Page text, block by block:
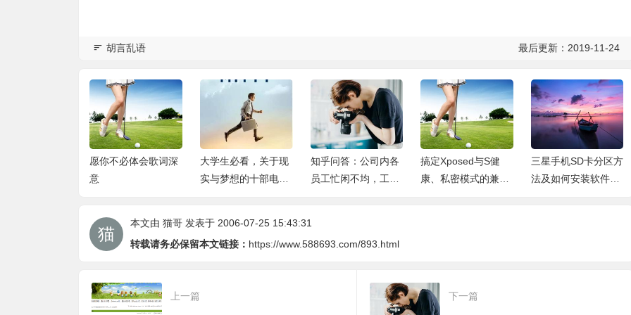
胡言乱语 最后更新：2019-11-24
愿你不必体会歌词深
意
大学生必看，关于现
实与梦想的十部电影
知乎问答：公司内各
员工忙闲不均，工作
这个问题？
搞定Xposed与S健
康、私密模式的兼容
三星手机SD卡分区方
法及如何安装软件到
本文由 猫哥 发表于 2006-07-25 15:43:31
转载请务必保留本文链接： https://www.588693.com/893.html
上一篇 下一篇